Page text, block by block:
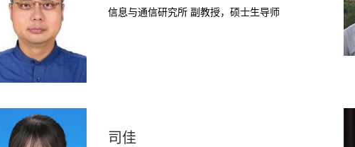
信息与通信研究所 副教授，硕士生导师
司佳